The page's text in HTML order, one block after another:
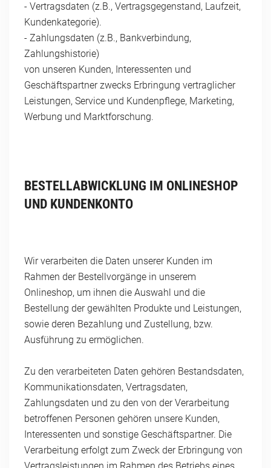
- Vertragsdaten (z.B., Vertragsgegenstand, Laufzeit,
Kundenkategorie).
- Zahlungsdaten (z.B., Bankverbindung,
Zahlungshistorie)
von unseren Kunden, Interessenten und
Geschäftspartner zwecks Erbringung vertraglicher
Leistungen, Service und Kundenpflege, Marketing,
Werbung und Marktforschung.
BESTELLABWICKLUNG IM ONLINESHOP
UND KUNDENKONTO
Wir verarbeiten die Daten unserer Kunden im
Rahmen der Bestellvorgänge in unserem
Onlineshop, um ihnen die Auswahl und die
Bestellung der gewählten Produkte und Leistungen,
sowie deren Bezahlung und Zustellung, bzw.
Ausführung zu ermöglichen.
Zu den verarbeiteten Daten gehören Bestandsdaten,
Kommunikationsdaten, Vertragsdaten,
Zahlungsdaten und zu den von der Verarbeitung
betroffenen Personen gehören unsere Kunden,
Interessenten und sonstige Geschäftspartner. Die
Verarbeitung erfolgt zum Zweck der Erbringung von